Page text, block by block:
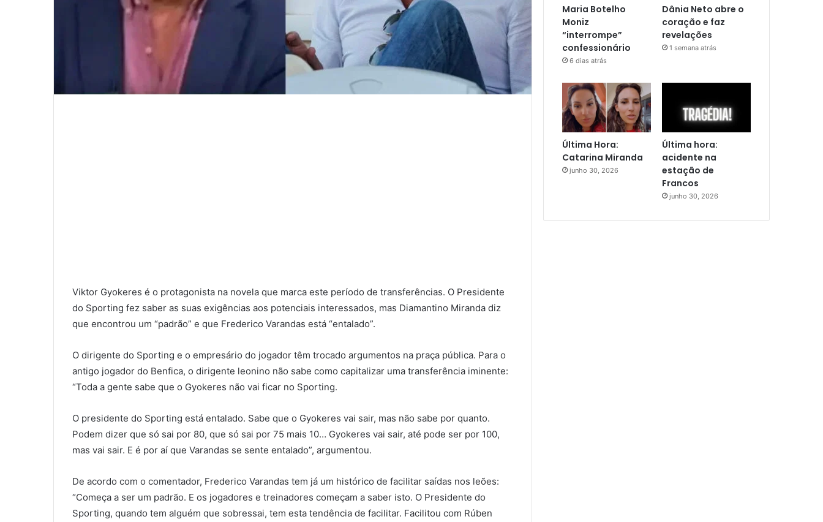
Viktor Gyokeres é o protagonista na novela que marca este período de transferências. O Presidente
do Sporting fez saber as suas exigências aos potenciais interessados, mas Diamantino Miranda diz
que encontrou um “padrão” e que Frederico Varandas está “entalado”.
O dirigente do Sporting e o empresário do jogador têm trocado argumentos na praça pública. Para o
antigo jogador do Benfica, o dirigente leonino não sabe como capitalizar uma transferência iminente:
“Toda a gente sabe que o Gyokeres não vai ficar no Sporting.
O presidente do Sporting está entalado. Sabe que o Gyokeres vai sair, mas não sabe por quanto.
Podem dizer que só sai por 80, que só sai por 75 mais 10… Gyokeres vai sair, até pode ser por 100,
mas vai sair. E é por aí que Varandas se sente entalado”, argumentou.
De acordo com o comentador, Frederico Varandas tem já um histórico de facilitar saídas nos leões:
“Começa a ser um padrão. E os jogadores e treinadores começam a saber isto. O Presidente do
Sporting, quando tem alguém que sobressai, tem esta tendência de facilitar. Facilitou com Rúben
Maria Botelho
Moniz
“interrompe”
confessionário
6 dias atrás
Dânia Neto abre o
coração e faz
revelações
1 semana atrás
Última Hora:
Catarina Miranda
junho 30, 2026
Última hora:
acidente na
estação de
Francos
junho 30, 2026